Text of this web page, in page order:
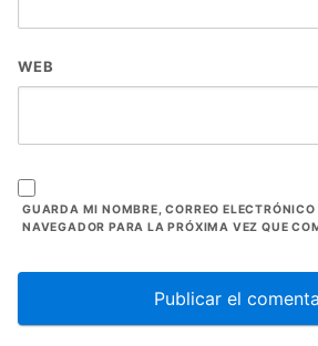
WEB
GUARDA MI NOMBRE, CORREO ELECTRÓNICO
NAVEGADOR PARA LA PRÓXIMA VEZ QUE